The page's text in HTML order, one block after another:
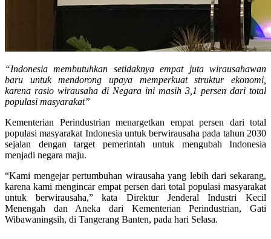
“Indonesia membutuhkan setidaknya empat juta wirausahawan
baru untuk mendorong upaya memperkuat struktur ekonomi,
karena rasio wirausaha di Negara ini masih 3,1 persen dari total
populasi masyarakat”
Kementerian Perindustrian menargetkan empat persen dari total
populasi masyarakat Indonesia untuk berwirausaha pada tahun 2030
sejalan dengan target pemerintah untuk mengubah Indonesia
menjadi negara maju.
“Kami mengejar pertumbuhan wirausaha yang lebih dari sekarang,
karena kami mengincar empat persen dari total populasi masyarakat
untuk berwirausaha,” kata Direktur Jenderal Industri Kecil
Menengah dan Aneka dari Kementerian Perindustrian, Gati
Wibawaningsih, di Tangerang Banten, pada hari Selasa.